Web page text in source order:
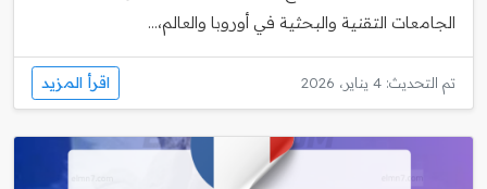
الجامعات التقنية والبحثية في أوروبا والعالم،...
تم التحديث: 4 يناير، 2026 اقرأ المزيد